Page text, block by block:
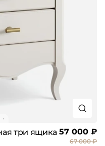
три ящика 57 000 ₽
67 000 ₽